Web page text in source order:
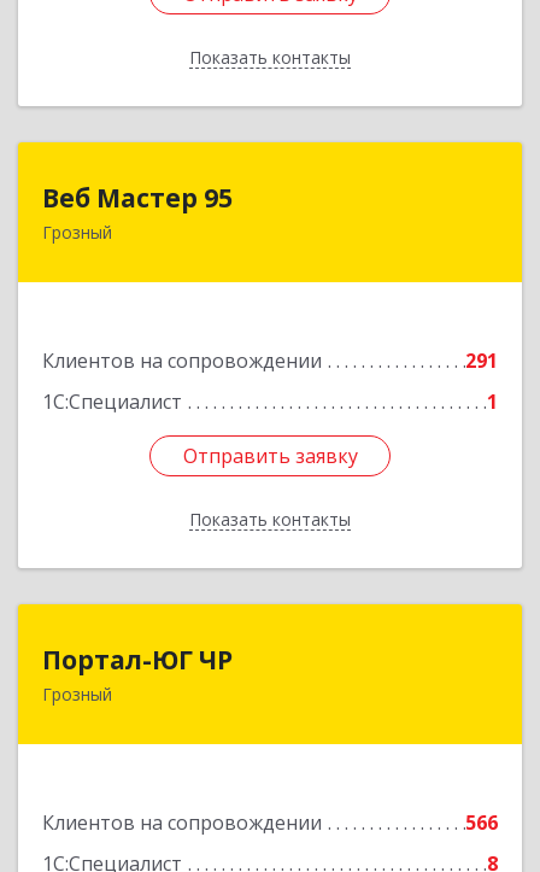
Показать контакты
Назад
Веб Мастер 95
Грозный
Клиентов на сопровождении
291
1С:Специалист
1
Отправить заявку
Показать контакты
Подробнее
Отправить заявку
Назад
Портал-ЮГ ЧР
Грозный
Клиентов на сопровождении
566
1С:Специалист
8
364906, Чеченская Респ, Грозный г, Путина пр-